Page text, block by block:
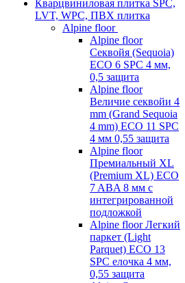
Кварцвиниловая плитка SPC,
LVT, WPC, ПВХ плитка
Alpine floor
Alpine floor
Секвойя (Sequoia)
ECO 6 SPC 4 мм,
0,5 защита
Alpine floor
Величие секвойи 4
mm (Grand Sequoia
4 mm) ECO 11 SPC
4 мм 0,55 защита
Alpine floor
Премиальный XL
(Premium XL) ECO
7 ABA 8 мм с
интегрированной
подложкой
Alpine floor Легкий
паркет (Light
Parquet) ECO 13
SPC елочка 4 мм,
0,55 защита